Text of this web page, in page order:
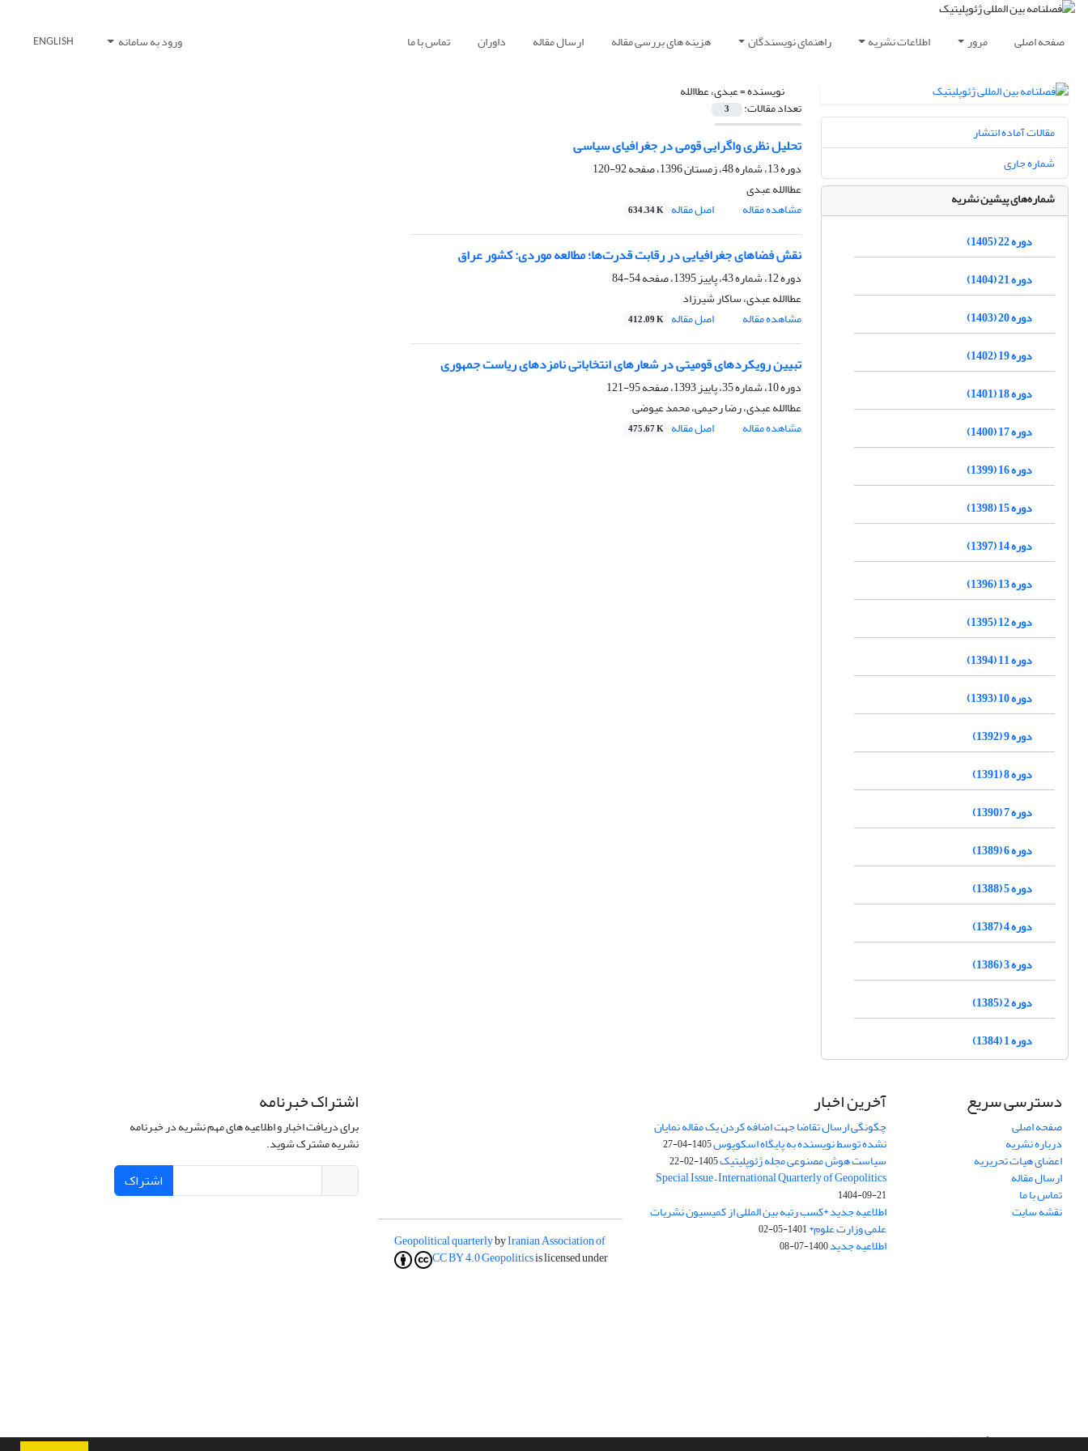
صفحه اصلی مرور اطلاعات نشریه راهنمای نویسندگان هزینه های بررسی مقاله ارسال مقاله داوران تماس با ما ورود به سامانه ENGLISH
نویسنده =عبدی، عطاالله
تعداد مقالات: 3
تحلیل نظری واگرایی قومی در جغرافیای سیاسی
دوره 13، شماره 48، زمستان 1396، صفحه
92-120
عطاالله عبدی
مشاهده مقاله
اصل مقاله 634.34 K
نقش فضاهای جغرافیایی در رقابت قدرت‌ها؛ مطالعه موردی: کشور عراق
دوره 12، شماره 43، پاییز 1395، صفحه
54-84
عطاالله عبدی، ساکار شیرزاد
مشاهده مقاله
اصل مقاله 412.09 K
تبیین رویکردهای قومیتی در شعارهای انتخاباتی نامزدهای ریاست جمهوری
دوره 10، شماره 35، پاییز 1393، صفحه
95-121
عطاالله عبدی، رضا رحیمی، محمد عیوضی
مشاهده مقاله
اصل مقاله 475.67 K
مقالات آماده انتشار
شماره جاری
شماره‌های پیشین نشریه
دوره 22 (1405)
دوره 21 (1404)
دوره 20 (1403)
دوره 19 (1402)
دوره 18 (1401)
دوره 17 (1400)
دوره 16 (1399)
دوره 15 (1398)
دوره 14 (1397)
دوره 13 (1396)
دوره 12 (1395)
دوره 11 (1394)
دوره 10 (1393)
دوره 9 (1392)
دوره 8 (1391)
دوره 7 (1390)
دوره 6 (1389)
دوره 5 (1388)
دوره 4 (1387)
دوره 3 (1386)
دوره 2 (1385)
دوره 1 (1384)
دسترسی سریع
صفحه اصلی
درباره نشریه
اعضای هیات تحریریه
ارسال مقاله
تماس با ما
نقشه سایت
آخرین اخبار
چگونگی ارسال تقاضا جهت اضافه کردن یک مقاله نمایان
نشده توسط نویسنده به پایگاه اسکوپوس1405-04-27
سیاست هوش مصنوعی مجله ژئوپلیتیک1405-02-22
Special Issue – International Quarterly of Geopolitics
1404-09-21
اطلاعیه جدید *کسب رتبه بین المللی از کمیسیون نشریات
علمی وزارت علوم*1401-05-02
اطلاعیه جدید1400-07-08
Geopolitical quarterlybyIranian Association of
Geopoliticsis licensed under
CC BY 4.0
اشتراک خبرنامه
برای دریافت اخبار و اطلاعیه های مهم نشریه در خبرنامه
نشریه مشترک شوید.
اشتراک
سامانه مدیریت نشریات علمی.طراحی و پیاده سازی ازسیناوب